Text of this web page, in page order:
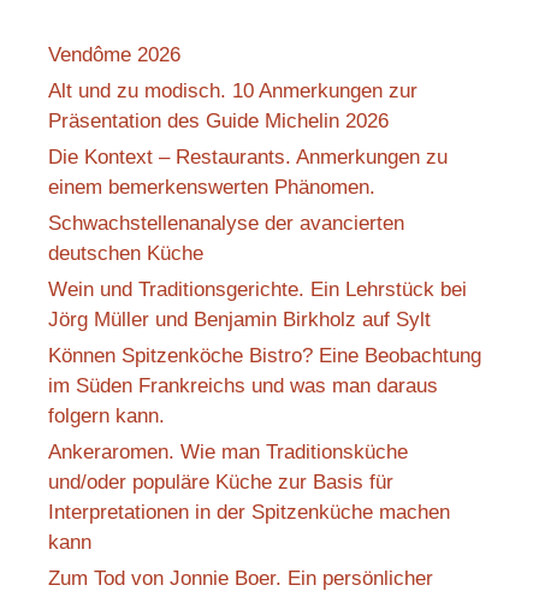
Vendôme 2026
Alt und zu modisch. 10 Anmerkungen zur
Präsentation des Guide Michelin 2026
Die Kontext – Restaurants. Anmerkungen zu
einem bemerkenswerten Phänomen.
Schwachstellenanalyse der avancierten
deutschen Küche
Wein und Traditionsgerichte. Ein Lehrstück bei
Jörg Müller und Benjamin Birkholz auf Sylt
Können Spitzenköche Bistro? Eine Beobachtung
im Süden Frankreichs und was man daraus
folgern kann.
Ankeraromen. Wie man Traditionsküche
und/oder populäre Küche zur Basis für
Interpretationen in der Spitzenküche machen
kann
Zum Tod von Jonnie Boer. Ein persönlicher